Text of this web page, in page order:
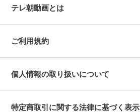
テレ朝動画とは
ご利用規約
個人情報の取り扱いについて
特定商取引に関する法律に基づく表示